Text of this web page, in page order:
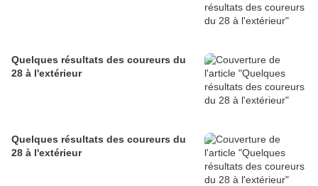
Quelques résultats des coureurs du
28 à l'extérieur
Quelques résultats des coureurs du
28 à l'extérieur